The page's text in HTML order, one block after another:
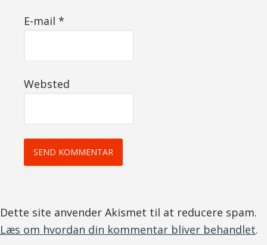
E-mail *
Websted
Dette site anvender Akismet til at reducere spam.
Læs om hvordan din kommentar bliver behandlet.